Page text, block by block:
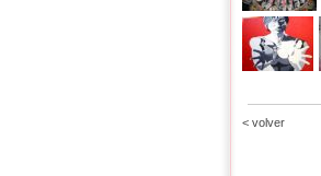
< volver